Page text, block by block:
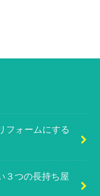
フォームにする
３つの長持ち屋